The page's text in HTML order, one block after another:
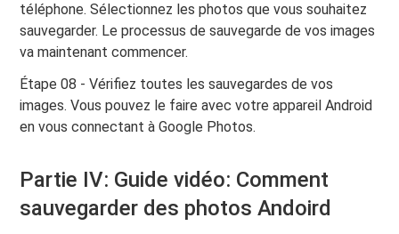
téléphone. Sélectionnez les photos que vous souhaitez
sauvegarder. Le processus de sauvegarde de vos images
va maintenant commencer.
Étape 08 - Vérifiez toutes les sauvegardes de vos
images. Vous pouvez le faire avec votre appareil Android
en vous connectant à Google Photos.
Partie IV: Guide vidéo: Comment
sauvegarder des photos Andoird